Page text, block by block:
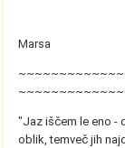
Marsa
"Jaz iščem le eno -
oblik, temveč jih